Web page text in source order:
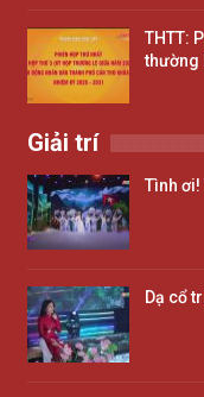
THTT:
thường
Giải trí
Tình ơi!
Dạ cổ